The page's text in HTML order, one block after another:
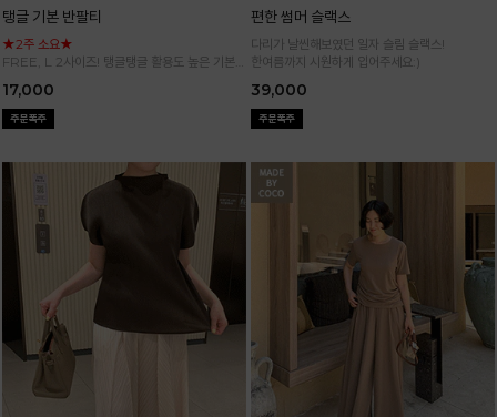
탱글 기본 반팔티
★2주 소요★
FREE, L 2사이즈! 탱글탱글 활용도 높은 기본
17,000
편한 썸머 슬랙스
다리가 날씬해보였던 일자 슬림 슬랙스!
한여름까지 시원하게 입어주세요:)
39,000